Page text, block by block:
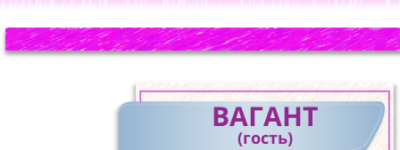
ВАГАНТ
(гость)